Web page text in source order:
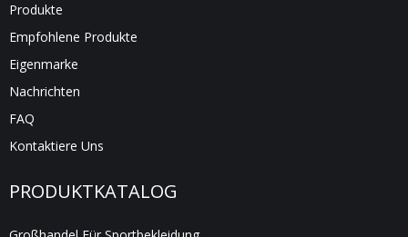
Produkte
Empfohlene Produkte
Eigenmarke
Nachrichten
FAQ
Kontaktiere Uns
PRODUKTKATALOG